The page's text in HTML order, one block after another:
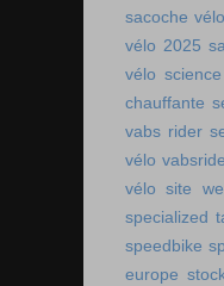
sacoche
vélo 2025
vélo
chauffante
vabs rider
vélo
vélo site
specialized
speedbike
europe